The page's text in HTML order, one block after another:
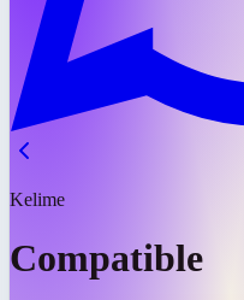
Kelime
Compatible